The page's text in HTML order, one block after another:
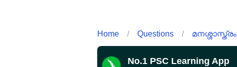
Home / Questions / മനശ്ശാസ്ത്രം
No.1 PSC Learning App